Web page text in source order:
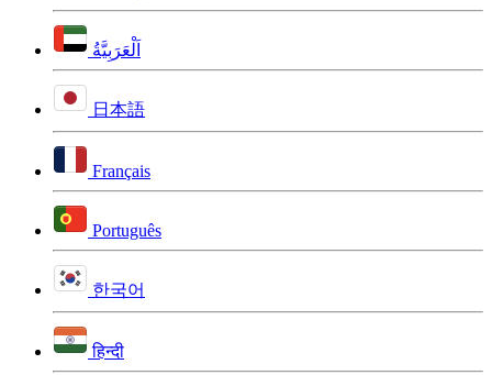
اَلْعَرَبِيَّةُ
日本語
Français
Português
한국어
हिन्दी